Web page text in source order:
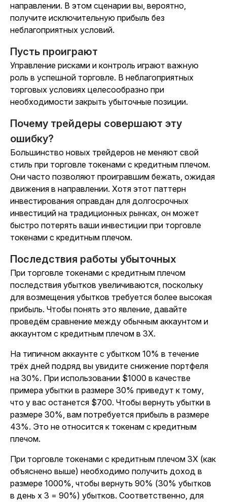
направлении. В этом сценарии вы, вероятно,
получите исключительную прибыль без
неблагоприятных условий.
Пусть проиграют
Управление рисками и контроль играют важную
роль в успешной торговле. В неблагоприятных
торговых условиях целесообразно при
необходимости закрыть убыточные позиции.
Почему трейдеры совершают эту
ошибку?
Большинство новых трейдеров не меняют свой
стиль при торговле токенами с кредитным плечом.
Они часто позволяют проигравшим бежать, ожидая
движения в направлении. Хотя этот паттерн
инвестирования оправдан для долгосрочных
инвестиций на традиционных рынках, он может
быстро потерять ваши инвестиции при торговле
токенами с кредитным плечом.
Последствия работы убыточных
При торговле токенами с кредитным плечом
последствия убытков увеличиваются, поскольку
для возмещения убытков требуется более высокая
прибыль. Чтобы понять это явление, давайте
проведём сравнение между обычным аккаунтом и
аккаунтом с кредитным плечом в 3X.
На типичном аккаунте с убытком 10% в течение
трёх дней подряд вы увидите снижение портфеля
на 30%. При использовании $1000 в качестве
примера убытки в размере 30% приведут к тому,
что у вас останется $700. Чтобы вернуть убытки в
размере 30%, вам потребуется прибыль в размере
43%. Это не относится к токенам с кредитным
плечом.
При торговле токенами с кредитным плечом 3X (как
объяснено выше) необходимо получить доход в
размере 1000%, чтобы вернуть 90% (30% убытков
в день x 3 = 90%) убытков. Соответственно, для